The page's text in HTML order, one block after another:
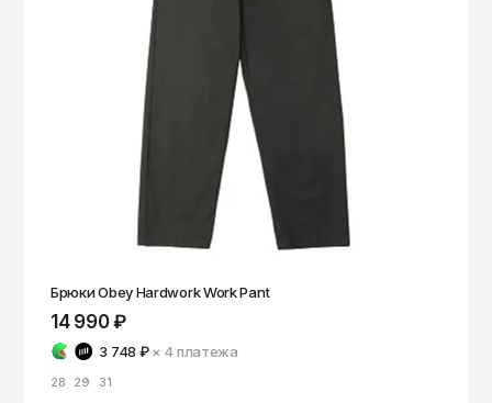
Брюки Obey Hardwork Work Pant
14 990 ₽
3 748 ₽ × 4платежа
28 29 31